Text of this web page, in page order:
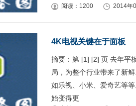
阅读：1200 2014年
4K电视关键在于面板
摘要：第 [1] [2] 页 去年平
局，为整个行业带来了新
如乐视、小米、爱奇艺等
始变得更